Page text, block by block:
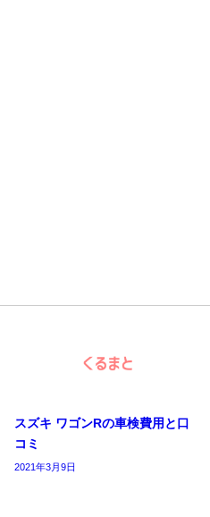
スズキ ワゴンRの車検費用と口
コミ
2021年3月9日